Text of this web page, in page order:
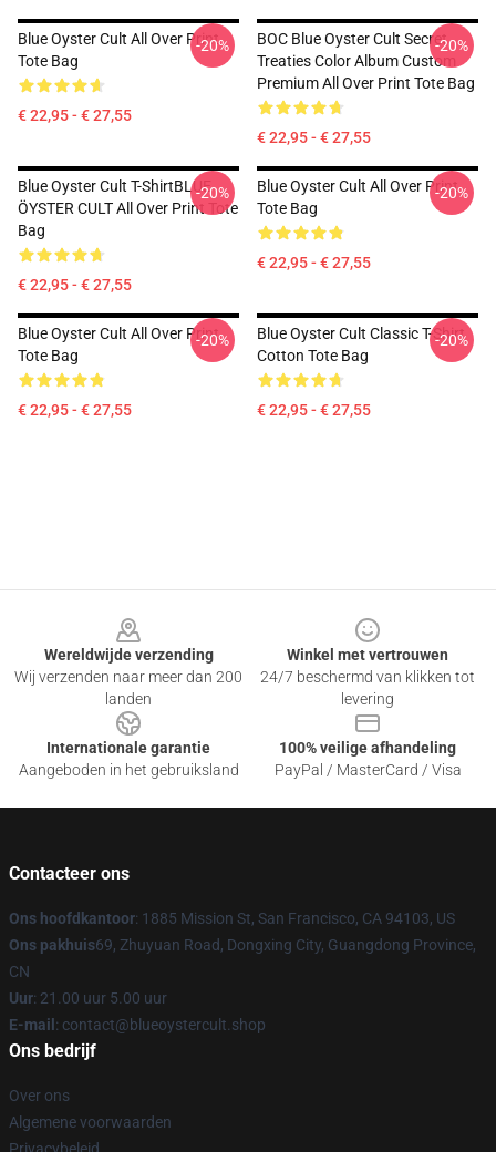
Blue Oyster Cult All Over Print
Tote Bag
€ 22,95 - € 27,55
-20%
BOC Blue Oyster Cult Secret
Treaties Color Album Custom
Premium All Over Print Tote Bag
€ 22,95 - € 27,55
-20%
Blue Oyster Cult T-ShirtBLUE
ÖYSTER CULT All Over Print Tote
Bag
€ 22,95 - € 27,55
-20%
Blue Oyster Cult All Over Print
Tote Bag
€ 22,95 - € 27,55
-20%
Blue Oyster Cult All Over Print
Tote Bag
€ 22,95 - € 27,55
-20%
Blue Oyster Cult Classic T-Shirt
Cotton Tote Bag
€ 22,95 - € 27,55
-20%
Wereldwijde verzending
Wij verzenden naar meer dan 200
landen
Winkel met vertrouwen
24/7 beschermd van klikken tot
levering
Internationale garantie
Aangeboden in het gebruiksland
100% veilige afhandeling
PayPal / MasterCard / Visa
Contacteer ons
Ons hoofdkantoor: 1885 Mission St, San Francisco, CA 94103, US
Ons pakhuis69, Zhuyuan Road, Dongxing City, Guangdong Province,
CN
Uur: 21.00 uur 5.00 uur
E-mail : contact@blueoystercult.shop
Ons bedrijf
Over ons
Algemene voorwaarden